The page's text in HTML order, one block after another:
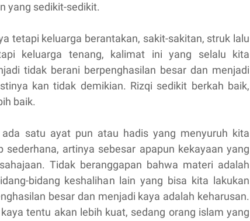
yang sedikit-sedikit.
tetapi keluarga berantakan, sakit-sakitan, struk lalu
keluarga tenang, kalimat ini yang selalu kita
tidak berani berpenghasilan besar dan menjadi
kan tidak demikian. Rizqi sedikit berkah baik,
baik.
satu ayat pun atau hadis yang menyuruh kita
artinya sebesar apapun kekayaan yang
Tidak beranggapan bahwa materi adalah
bidang keshalihan lain yang bisa kita lakukan
besar dan menjadi kaya adalah keharusan.
tentu akan lebih kuat, sedang orang islam yang